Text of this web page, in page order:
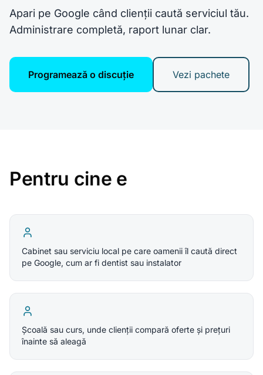
Apari pe Google când clienții caută serviciul tău.
Administrare completă, raport lunar clar.
Programează o discuție Vezi pachete
Pentru cine e
Cabinet sau serviciu local pe care oamenii îl caută direct
pe Google, cum ar fi dentist sau instalator
Școală sau curs, unde clienții compară oferte și prețuri
înainte să aleagă